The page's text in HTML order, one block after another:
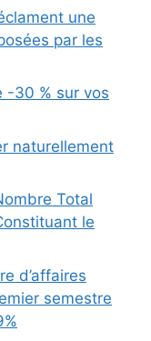
une
par les
-30 % sur vos
naturellement
Total
le
d’affaires
semestre